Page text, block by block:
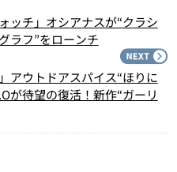
ッチ」オシアナスが“クラシ
ラフ”をローンチ
アウトドアスパイス“ほりに
が待望の復活！新作“ガーリ